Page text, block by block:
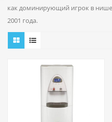
как доминирующий игрок в
2001 года.